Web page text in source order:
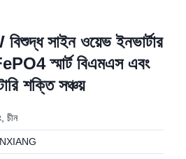
সাইন ওয়েভ ইনভার্টার
স্মার্ট বিএমএস এবং
শক্তি সঞ্চয়
চীন